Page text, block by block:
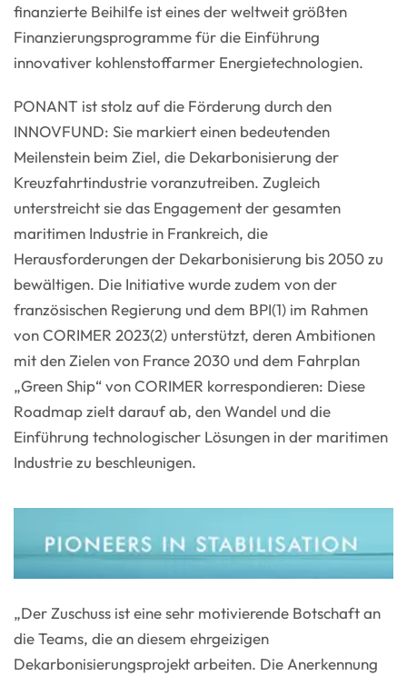
finanzierte Beihilfe ist eines der weltweit größten
Finanzierungsprogramme für die Einführung
innovativer kohlenstoffarmer Energietechnologien.
PONANT ist stolz auf die Förderung durch den
INNOVFUND: Sie markiert einen bedeutenden
Meilenstein beim Ziel, die Dekarbonisierung der
Kreuzfahrtindustrie voranzutreiben. Zugleich
unterstreicht sie das Engagement der gesamten
maritimen Industrie in Frankreich, die
Herausforderungen der Dekarbonisierung bis 2050 zu
bewältigen. Die Initiative wurde zudem von der
französischen Regierung und dem BPI(1) im Rahmen
von CORIMER 2023(2) unterstützt, deren Ambitionen
mit den Zielen von France 2030 und dem Fahrplan
„Green Ship“ von CORIMER korrespondieren: Diese
Roadmap zielt darauf ab, den Wandel und die
Einführung technologischer Lösungen in der maritimen
Industrie zu beschleunigen.
„Der Zuschuss ist eine sehr motivierende Botschaft an
die Teams, die an diesem ehrgeizigen
Dekarbonisierungsprojekt arbeiten. Die Anerkennung